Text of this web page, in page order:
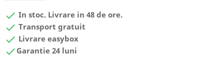
 In stoc. Livrare in 48 de ore.
 Transport gratuit
 Livrare easybox
 Garantie 24 luni